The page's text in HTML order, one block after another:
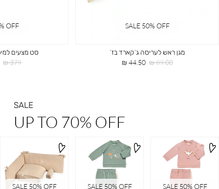
SALE 50% OFF
מגן ראש לעריסה ג’קארד בז’
מחיר
44.50 ₪
מחיר
89.00 ₪
OFF
סט מצעים
מחיר
379 ₪
SALE
UP TO 70% OFF
SALE 50% OFF SALE 50% OFF SALE 50% OFF